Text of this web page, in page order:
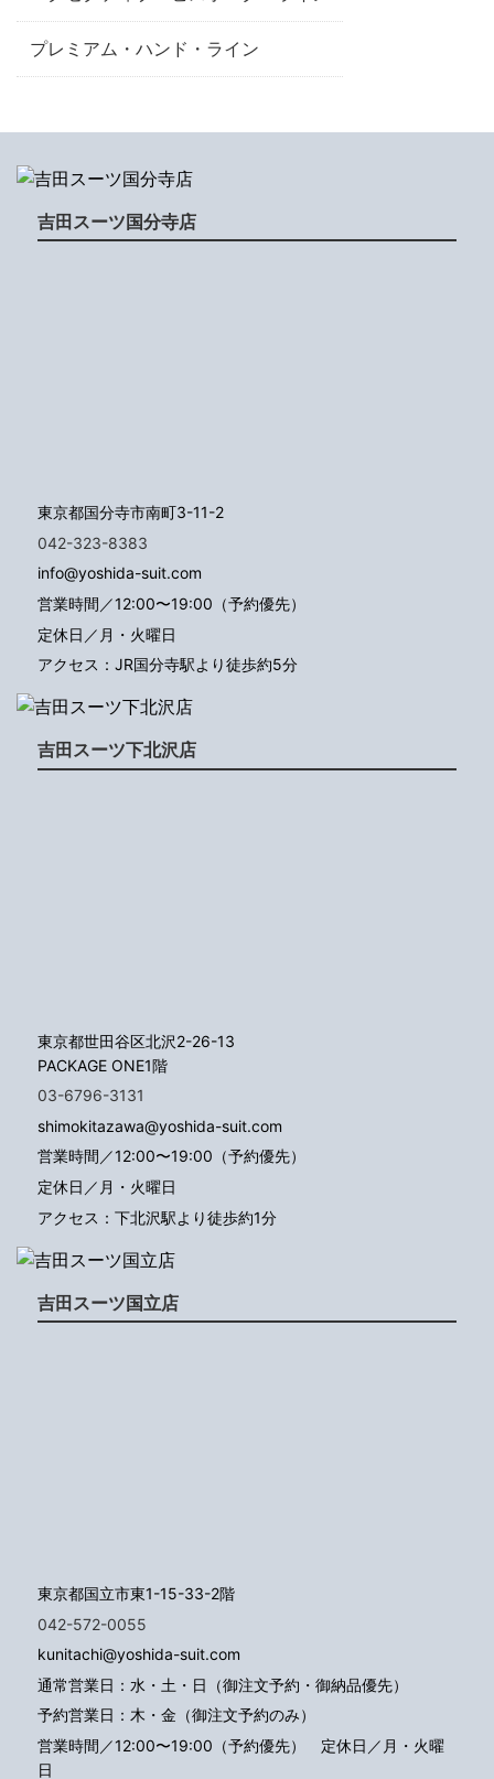
プレミアム・ハンド・ライン
吉田スーツ国分寺店
東京都国分寺市南町3-11-2
042-323-8383
info@yoshida-suit.com
営業時間／12:00〜19:00（予約優先）
定休日／月・火曜日
アクセス：JR国分寺駅より徒歩約5分
吉田スーツ下北沢店
東京都世田谷区北沢2-26-13
PACKAGE ONE1階
03-6796-3131
shimokitazawa@yoshida-suit.com
営業時間／12:00〜19:00（予約優先）
定休日／月・火曜日
アクセス：下北沢駅より徒歩約1分
吉田スーツ国立店
東京都国立市東1-15-33-2階
042-572-0055
kunitachi@yoshida-suit.com
通常営業日：水・土・日（御注文予約・御納品優先）
予約営業日：木・金（御注文予約のみ）
営業時間／12:00〜19:00（予約優先） 定休日／月・火曜
日